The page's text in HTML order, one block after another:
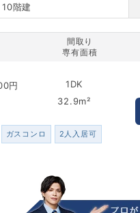
階建
間取り
専有面積
円
1DK
32.9m²
ガスコンロ 2人入居可